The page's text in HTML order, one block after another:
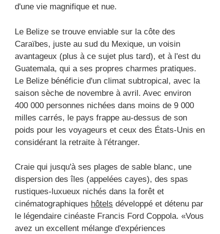
d'une vie magnifique et nue.
Le Belize se trouve enviable sur la côte des
Caraïbes, juste au sud du Mexique, un voisin
avantageux (plus à ce sujet plus tard), et à l'est du
Guatemala, qui a ses propres charmes pratiques.
Le Belize bénéficie d'un climat subtropical, avec la
saison sèche de novembre à avril. Avec environ
400 000 personnes nichées dans moins de 9 000
milles carrés, le pays frappe au-dessus de son
poids pour les voyageurs et ceux des États-Unis en
considérant la retraite à l'étranger.
Craie qui jusqu'à ses plages de sable blanc, une
dispersion des îles (appelées cayes), des spas
rustiques-luxueux nichés dans la forêt et
cinématographiques hôtels développé et détenu par
le légendaire cinéaste Francis Ford Coppola. «Vous
avez un excellent mélange d'expériences